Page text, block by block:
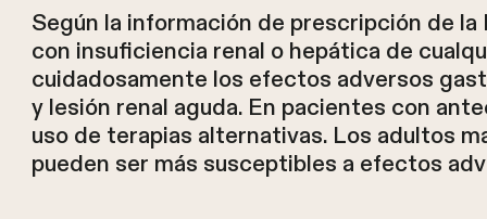
Según la información de prescripción de
con insuficiencia renal o hepática de
cuidadosamente los efectos adversos
y lesión renal aguda. En pacientes con
uso de terapias alternativas. Los adultos
pueden ser más susceptibles a efectos